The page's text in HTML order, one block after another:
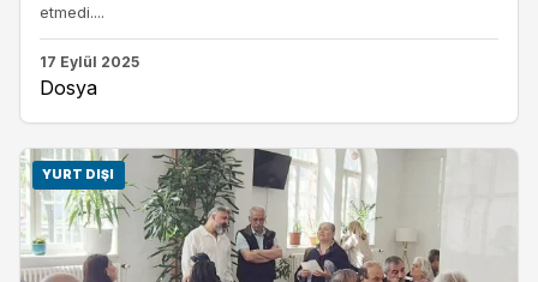
etmedi....
17 Eylül 2025
Dosya
YURT DIŞI